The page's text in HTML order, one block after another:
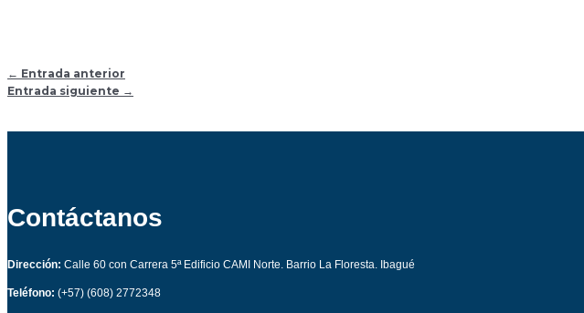
← Entrada anterior
Entrada siguiente →
Contáctanos
Dirección: Calle 60 con Carrera 5ª Edificio CAMI Norte. Barrio La Floresta. Ibagué
Teléfono: (+57) (608) 2772348